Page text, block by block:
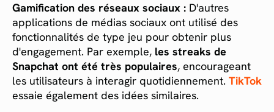
Gamification des réseaux sociaux : D'autres
applications de médias sociaux ont utilisé des
fonctionnalités de type jeu pour obtenir plus
d'engagement. Par exemple, les streaks de
Snapchat ont été très populaires, encourageant
les utilisateurs à interagir quotidiennement. TikTok
essaie également des idées similaires.